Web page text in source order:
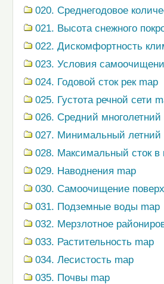
020. Среднегодовое
021. Высота снежного
022. Дискомфортность
023. Условия
024. Годовой сток рек map
025. Густота речной сети
026. Средний многолетний
027. Минимальный летний
028. Максимальный сток в
029. Наводнения map
030. Самоочищение
031. Подземные воды map
032. Мерзлотное
033. Растительность map
034. Лесистость map
035. Почвы map